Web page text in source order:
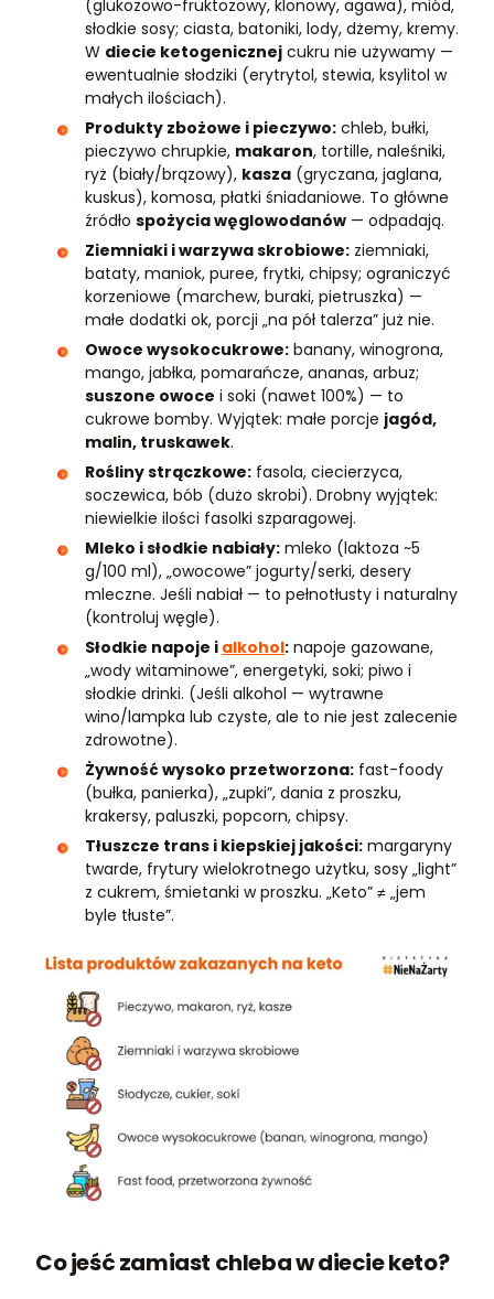
(glukozowo-fruktozowy, klonowy, agawa), miód,
słodkie sosy; ciasta, batoniki, lody, dżemy, kremy.
W diecie ketogenicznej cukru nie używamy —
ewentualnie słodziki (erytrytol, stewia, ksylitol w
małych ilościach).
Produkty zbożowe i pieczywo: chleb, bułki,
pieczywo chrupkie, makaron, tortille, naleśniki,
ryż (biały/brązowy), kasza (gryczana, jaglana,
kuskus), komosa, płatki śniadaniowe. To główne
źródło spożycia węglowodanów — odpadają.
Ziemniaki i warzywa skrobiowe: ziemniaki,
bataty, maniok, puree, frytki, chipsy; ograniczyć
korzeniowe (marchew, buraki, pietruszka) —
małe dodatki ok, porcji „na pół talerza” już nie.
Owoce wysokocukrowe: banany, winogrona,
mango, jabłka, pomarańcze, ananas, arbuz;
suszone owoce i soki (nawet 100%) — to
cukrowe bomby. Wyjątek: małe porcje jagód,
malin, truskawek.
Rośliny strączkowe: fasola, ciecierzyca,
soczewica, bób (dużo skrobi). Drobny wyjątek:
niewielkie ilości fasolki szparagowej.
Mleko i słodkie nabiały: mleko (laktoza ~5
g/100 ml), „owocowe” jogurty/serki, desery
mleczne. Jeśli nabiał — to pełnotłusty i naturalny
(kontroluj węgle).
Słodkie napoje i alkohol: napoje gazowane,
„wody witaminowe”, energetyki, soki; piwo i
słodkie drinki. (Jeśli alkohol — wytrawne
wino/lampka lub czyste, ale to nie jest zalecenie
zdrowotne).
Żywność wysoko przetworzona: fast-foody
(bułka, panierka), „zupki”, dania z proszku,
krakersy, paluszki, popcorn, chipsy.
Tłuszcze trans i kiepskiej jakości: margaryny
twarde, frytury wielokrotnego użytku, sosy „light”
z cukrem, śmietanki w proszku. „Keto” ≠ „jem
byle tłuste”.
Co jeść zamiast chleba w diecie keto?